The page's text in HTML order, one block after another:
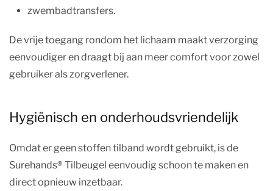
zwembadtransfers.
De vrije toegang rondom het lichaam maakt verzorging
eenvoudiger en draagt bij aan meer comfort voor zowel
gebruiker als zorgverlener.
Hygiënisch en onderhoudsvriendelijk
Omdat er geen stoffen tilband wordt gebruikt, is de
Surehands® Tilbeugel eenvoudig schoon te maken en
direct opnieuw inzetbaar.